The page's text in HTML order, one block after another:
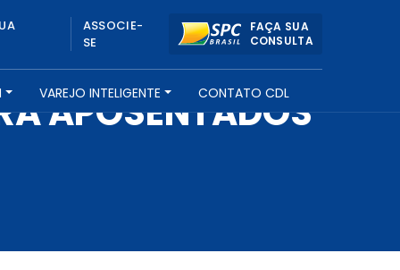
ASSOCIE-
SE
FAÇA SUA
CONSULTA
VAREJO INTELIGENTE CONTATO CDL
APOSENTADOS